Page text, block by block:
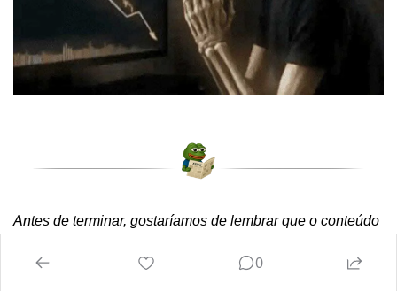
Antes de terminar, gostaríamos de lembrar que o conteúdo
fomentar a discussão geral. Não deve ser interpretado
0